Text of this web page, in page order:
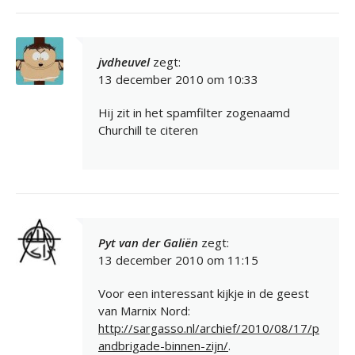
jvdheuvel zegt:
13 december 2010 om 10:33
Hij zit in het spamfilter zogenaamd
Churchill te citeren
Pyt van der Galiën zegt:
13 december 2010 om 11:15
Voor een interessant kijkje in de geest
van Marnix Nord:
http://sargasso.nl/archief/2010/08/17/p
andbrigade-binnen-zijn/.